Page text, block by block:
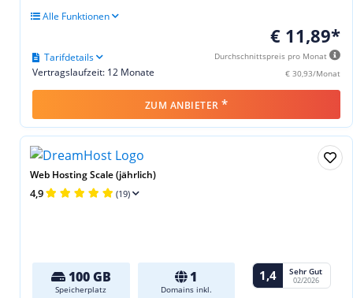
Alle Funktionen
€ 11,89*
Durchschnittspreis pro Monat
€ 30,93/Monat
Vertragslaufzeit: 12 Monate
Tarifdetails
ZUM ANBIETER *
Web Hosting Scale (jährlich)
4,9 (19)
100 GB
Speicherplatz
1
Domains inkl.
1,4 Sehr Gut
02/2026